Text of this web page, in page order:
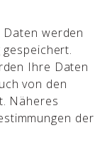
werden
Ihre Daten
von den
Näheres
der